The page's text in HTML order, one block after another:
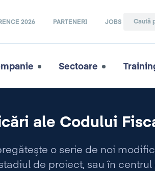
2026 PARTENERI JOBS
Sectoare
ale Codului
o serie de noi
de proiect, sau în